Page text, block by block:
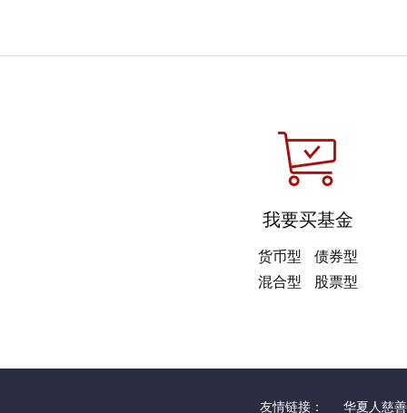
我要买基金
货币型
债券型
混合型
股票型
友情链接： 华夏人慈